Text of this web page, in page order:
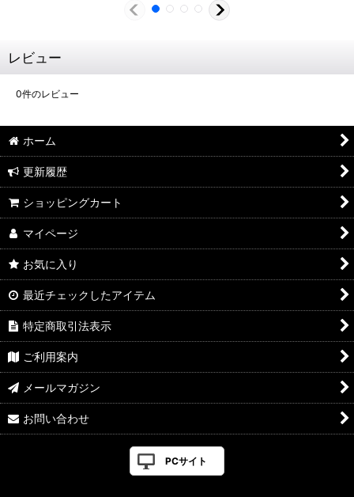
レビュー
0件のレビュー
ホーム
更新履歴
ショッピングカート
マイページ
お気に入り
最近チェックしたアイテム
特定商取引法表示
ご利用案内
メールマガジン
お問い合わせ
PCサイト